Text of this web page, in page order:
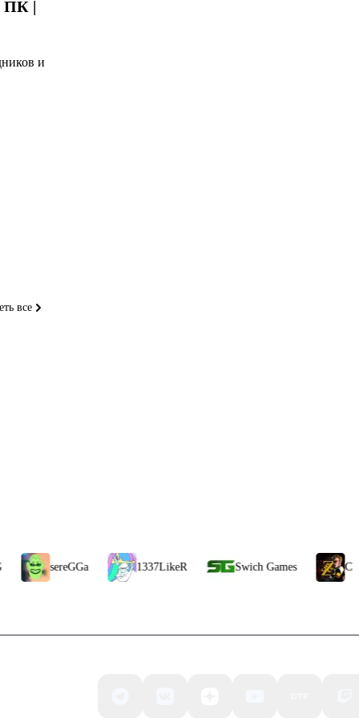
ПК |
и
все
sereGGa 1337LikeR Swich Games CheZee